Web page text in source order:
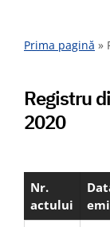
Prima pagină »
Registru
2020
Nr.
actului